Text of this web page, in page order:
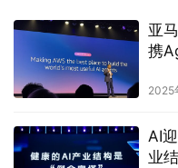
亚
携
2025
AI
业